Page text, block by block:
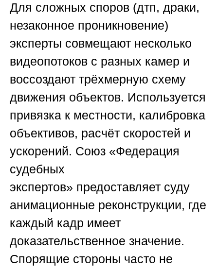
Для сложных споров (дтп, драки,
незаконное проникновение)
эксперты совмещают несколько
видеопотоков с разных камер и
воссоздают трёхмерную схему
движения объектов. Используется
привязка к местности, калибровка
объективов, расчёт скоростей и
ускорений. Союз «Федерация
судебных
экспертов» предоставляет суду
анимационные реконструкции, где
каждый кадр имеет
доказательственное значение.
Спорящие стороны часто не